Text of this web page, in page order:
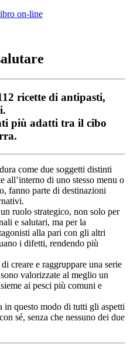
on-line
ricette di antipasti,
più adatti tra il cibo
come due soggetti distinti
all’interno di uno stesso menu o
fanno parte di destinazioni
ruolo strategico, non solo per
e salutari, ma per la
alla pari con gli altri
i difetti, rendendo più
creare e raggruppare una serie
valorizzate al meglio un
ai pesci più comuni e
in questo modo di tutti gli aspetti
sé, senza che nessuno dei due